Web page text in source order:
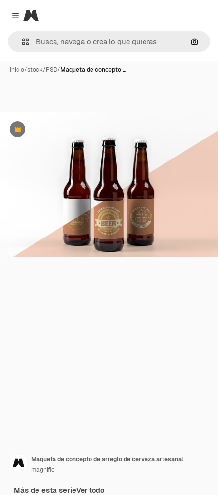
Close menu
Magnific
Inicio/stock/PSD/Maqueta de concepto …
Premium
Maqueta de concepto de arreglo de cerveza artesanal
magnific
Más de esta serieVer todo